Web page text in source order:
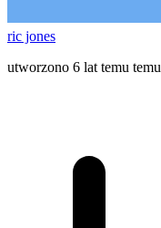
ric jones
utworzono 6 lat temu temu